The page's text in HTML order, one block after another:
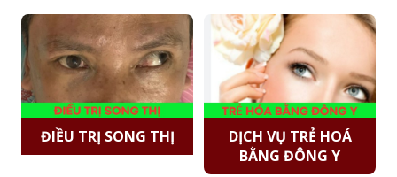
ĐIỀU TRỊ SONG THỊ
DỊCH VỤ TRẺ HOÁ
BẰNG ĐÔNG Y